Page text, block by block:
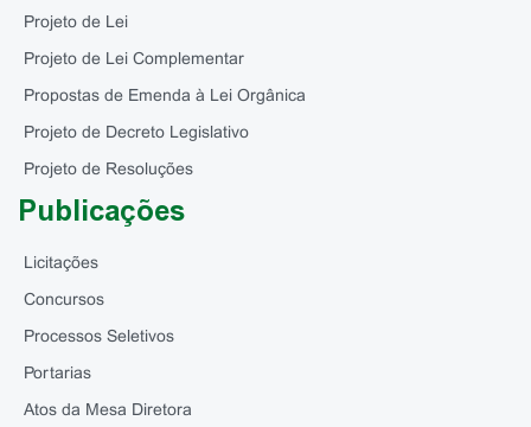
Projeto de Lei
Projeto de Lei Complementar
Propostas de Emenda à Lei Orgânica
Projeto de Decreto Legislativo
Projeto de Resoluções
Publicações
Licitações
Concursos
Processos Seletivos
Portarias
Atos da Mesa Diretora